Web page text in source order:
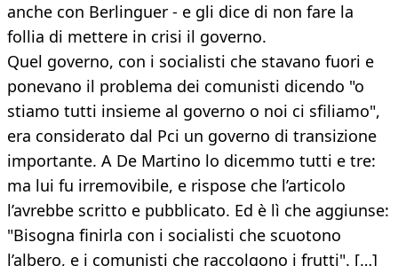
anche con Berlinguer - e gli dice di non fare la
follia di mettere in crisi il governo.
Quel governo, con i socialisti che stavano fuori e
ponevano il problema dei comunisti dicendo "o
stiamo tutti insieme al governo o noi ci sfiliamo",
era considerato dal Pci un governo di transizione
importante. A De Martino lo dicemmo tutti e tre:
ma lui fu irremovibile, e rispose che l’articolo
l’avrebbe scritto e pubblicato. Ed è lì che aggiunse:
"Bisogna finirla con i socialisti che scuotono
l’albero, e i comunisti che raccolgono i frutti". […]